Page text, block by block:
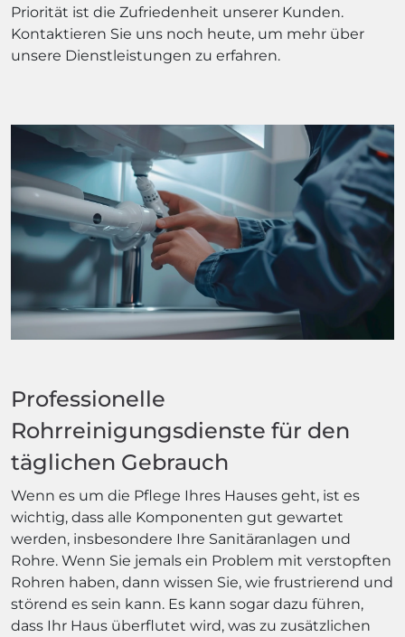
Priorität ist die Zufriedenheit unserer Kunden.
Kontaktieren Sie uns noch heute, um mehr über
unsere Dienstleistungen zu erfahren.
Professionelle
Rohrreinigungsdienste für den
täglichen Gebrauch
Wenn es um die Pflege Ihres Hauses geht, ist es
wichtig, dass alle Komponenten gut gewartet
werden, insbesondere Ihre Sanitäranlagen und
Rohre. Wenn Sie jemals ein Problem mit verstopften
Rohren haben, dann wissen Sie, wie frustrierend und
störend es sein kann. Es kann sogar dazu führen,
dass Ihr Haus überflutet wird, was zu zusätzlichen